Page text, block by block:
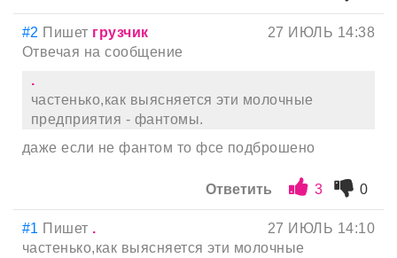
#2 Пишет грузчик
27 ИЮЛЬ 14:38
Отвечая на сообщение
.
частенько,как выясняется эти молочные
предприятия - фантомы.
даже если не фантом то фсе подброшено
Ответить 3 0
#1 Пишет .
27 ИЮЛЬ 14:10
частенько,как выясняется эти молочные